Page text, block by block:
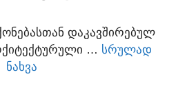
ᲓᲐᲙᲐᲕᲨᲘᲠᲔᲑᲣᲚ
… ᲡᲠᲣᲚᲐᲓ
ᲜᲐᲮᲕᲐ